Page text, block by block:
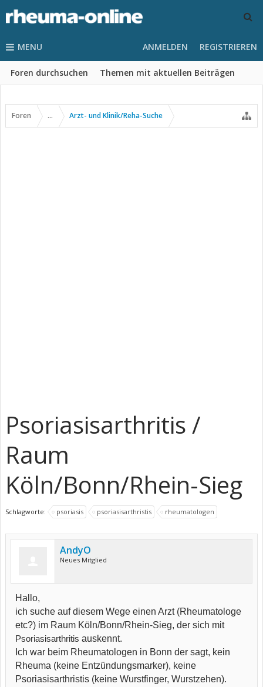
MENU
Foren durchsuchen Themen mit aktuellen Beiträgen
ANMELDEN REGISTRIEREN
Foren ... Arzt- und Klinik/Reha-Suche
Psoriasisarthritis /
Raum
Köln/Bonn/Rhein-Sieg
Schlagworte: psoriasis psoriasisarthristis rheumatologen
AndyO
Neues Mitglied
Hallo,
ich suche auf diesem Wege einen Arzt (Rheumatologe
etc?) im Raum Köln/Bonn/Rhein-Sieg, der sich mit
Psoriasisarthritis auskennt.
Ich war beim Rheumatologen in Bonn der sagt, kein
Rheuma (keine Entzündungsmarker), keine
Psoriasisarthristis (keine Wurstfinger, Wurstzehen).